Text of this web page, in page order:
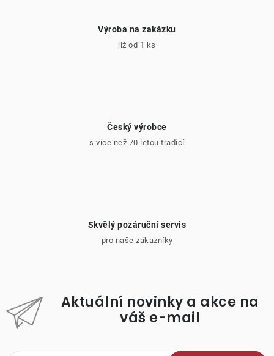
Výroba na zakázku
již od 1 ks
Český výrobce
s více než 70 letou tradicí
Skvělý pozáruční servis
pro naše zákazníky
Aktuální novinky a akce na
váš e-mail